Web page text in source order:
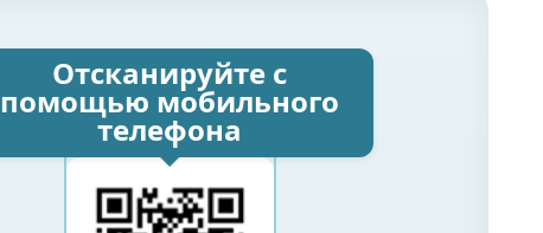
Отсканируйте с
помощью мобильного
телефона